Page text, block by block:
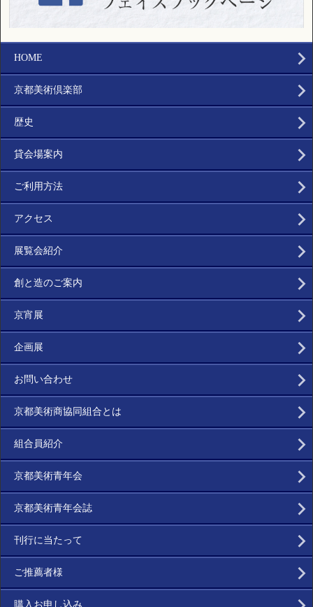
HOME
京都美術倶楽部
歴史
貸会場案内
ご利用方法
アクセス
展覧会紹介
創と造のご案内
京宵展
企画展
お問い合わせ
京都美術商協同組合とは
組合員紹介
京都美術青年会
京都美術青年会誌
刊行に当たって
ご推薦者様
購入お申し込み